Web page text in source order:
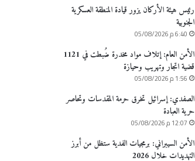
رئيس هيئة الأركان يزور قيادة المنطقة العسكرية
الجنوبية
6:40 م 05/08/2026
الأمن العام: إتلاف مواد مخدرة ضُبطت في 1121
قضية اتجار وتهريب وحيازة
1:56 م 05/08/2026
الصفدي: إسرائيل تخرق حرمة المقدسات وتحاصر
حرية العبادة
12:07 م 05/08/2026
الأمن السيبراني: برمجيات الفدية ستظل من أبرز
التهديدات خلال 2026